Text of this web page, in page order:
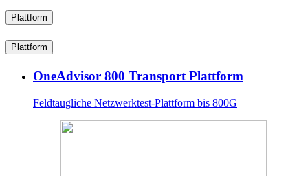
Plattform
Plattform
OneAdvisor 800 Transport Plattform
Feldtaugliche Netzwerktest-Plattform bis 800G